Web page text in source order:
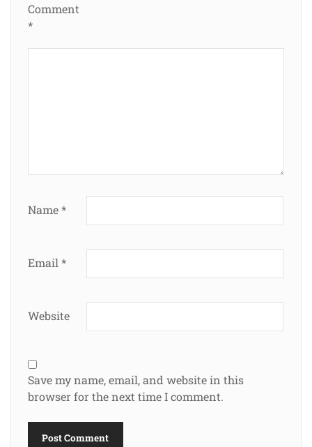
Comment
*
Name*
Email *
Website
Save my name, email, and website in this
browser for the next time I comment.